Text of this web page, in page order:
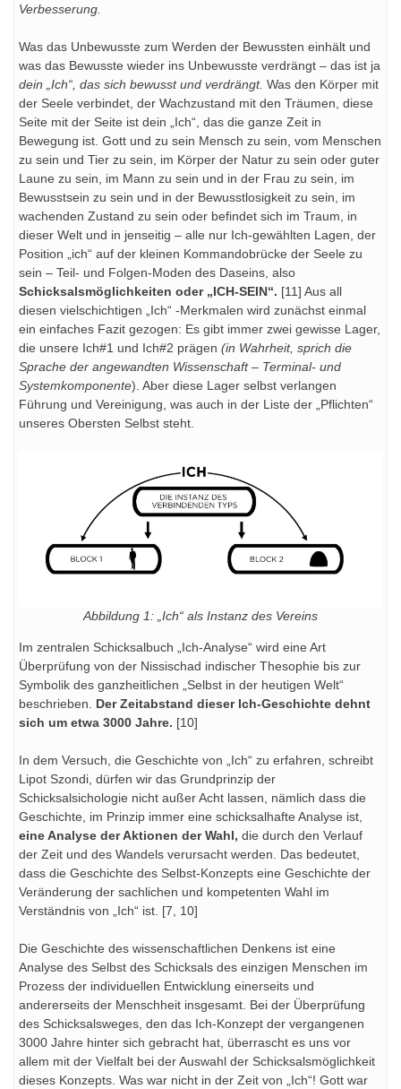
Verbesserung.
Was das Unbewusste zum Werden der Bewussten einhält und
was das Bewusste wieder ins Unbewusste verdrängt – das ist ja
dein „Ich“, das sich bewusst und verdrängt. Was den Körper mit
der Seele verbindet, der Wachzustand mit den Träumen, diese
Seite mit der Seite ist dein „Ich“, das die ganze Zeit in
Bewegung ist. Gott und zu sein Mensch zu sein, vom Menschen
zu sein und Tier zu sein, im Körper der Natur zu sein oder guter
Laune zu sein, im Mann zu sein und in der Frau zu sein, im
Bewusstsein zu sein und in der Bewusstlosigkeit zu sein, im
wachenden Zustand zu sein oder befindet sich im Traum, in
dieser Welt und in jenseitig – alle nur Ich-gewählten Lagen, der
Position „ich“ auf der kleinen Kommandobrücke der Seele zu
sein – Teil- und Folgen-Moden des Daseins, also
Schicksalsmöglichkeiten oder „ICH-SEIN“. [11] Aus all
diesen vielschichtigen „Ich“ -Merkmalen wird zunächst einmal
ein einfaches Fazit gezogen: Es gibt immer zwei gewisse Lager,
die unsere Ich#1 und Ich#2 prägen (in Wahrheit, sprich die
Sprache der angewandten Wissenschaft – Terminal- und
Systemkomponente). Aber diese Lager selbst verlangen
Führung und Vereinigung, was auch in der Liste der „Pflichten“
unseres Obersten Selbst steht.
Abbildung 1: „Ich“ als Instanz des Vereins
Im zentralen Schicksalbuch „Ich-Analyse“ wird eine Art
Überprüfung von der Nissischad indischer Thesophie bis zur
Symbolik des ganzheitlichen „Selbst in der heutigen Welt“
beschrieben. Der Zeitabstand dieser Ich-Geschichte dehnt
sich um etwa 3000 Jahre. [10]
In dem Versuch, die Geschichte von „Ich“ zu erfahren, schreibt
Lipot Szondi, dürfen wir das Grundprinzip der
Schicksalsichologie nicht außer Acht lassen, nämlich dass die
Geschichte, im Prinzip immer eine schicksalhafte Analyse ist,
eine Analyse der Aktionen der Wahl, die durch den Verlauf
der Zeit und des Wandels verursacht werden. Das bedeutet,
dass die Geschichte des Selbst-Konzepts eine Geschichte der
Veränderung der sachlichen und kompetenten Wahl im
Verständnis von „Ich“ ist. [7, 10]
Die Geschichte des wissenschaftlichen Denkens ist eine
Analyse des Selbst des Schicksals des einzigen Menschen im
Prozess der individuellen Entwicklung einerseits und
andererseits der Menschheit insgesamt. Bei der Überprüfung
des Schicksalsweges, den das Ich-Konzept der vergangenen
3000 Jahre hinter sich gebracht hat, überrascht es uns vor
allem mit der Vielfalt bei der Auswahl der Schicksalsmöglichkeit
dieses Konzepts. Was war nicht in der Zeit von „Ich“! Gott war